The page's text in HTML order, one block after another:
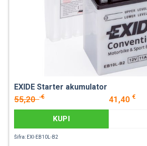
EXIDE Starter akumulator
55,20€ 41,40 €
KUPI
Šifra: EXI-EB10L-B2